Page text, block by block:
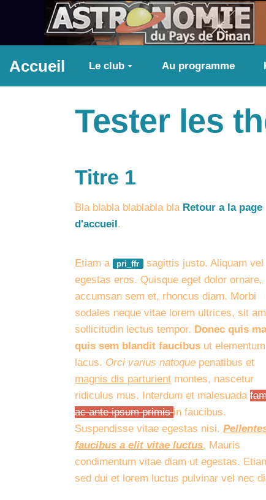
Aller au contenu principal
Accueil Le club Au programme
Tester les
Titre 1
Bla blabla blablabla bla Retour a la page
d'accueil .
Etiam a pri_ffr sagittis justo. Aliquam vel
egestas eros. Quisque eget dolor ornare,
accumsan sem et, rhoncus diam. Morbi
sodales neque vitae lorem ultrices, sit
sollicitudin lectus tempor. Donec quis
quis sem blandit faucibus ut elementum
lacus. Orci varius natoque penatibus et
magnis dis parturient montes, nascetur
ridiculus mus. Interdum et malesuada
ac ante ipsum primisin faucibus.
Suspendisse vitae egestas nisi.
faucibus a elit vitae luctus. Mauris
condimentum vitae diam ut egestas.
sed dui et lorem luctus pulvinar vel nec